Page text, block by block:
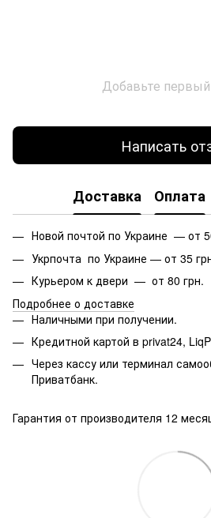
Добавьте
Написать
Доставка Оплата
Новой почтой по Украине — от
Укрпочта по Украине — от 35
Курьером к двери — от 80 грн.
Подробнее о доставке
Наличными при получении.
Кредитной картой в privat24,
Через кассу или терминал
Приватбанк.
Гарантия от производителя 12